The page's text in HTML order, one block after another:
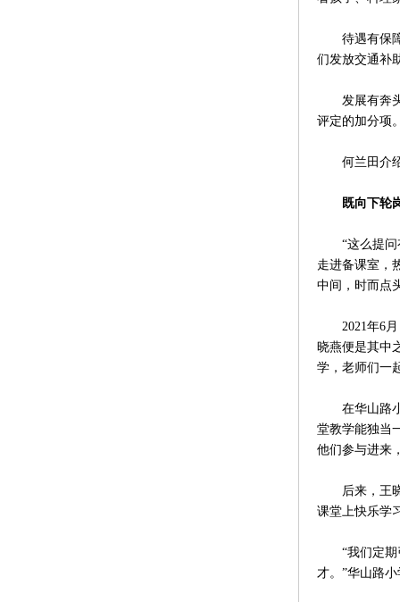
待遇有保障
们发放交通补
发展有奔头
评定的加分项
何兰田介绍
既向下轮
“这么提问有
走进备课室，
中间，时而点
2021年6月
晓燕便是其中
学，老师们一
在华山路小
堂教学能独当
他们参与进来
后来，王晓
课堂上快乐学
“我们定期引
才。”华山路